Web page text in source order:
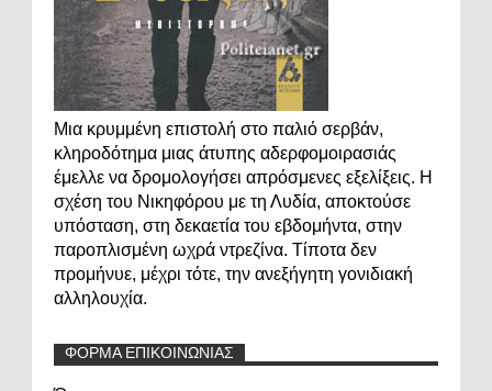
Μια κρυμμένη επιστολή στο παλιό σερβάν,
κληροδότημα μιας άτυπης αδερφομοιρασιάς
έμελλε να δρομολογήσει απρόσμενες εξελίξεις. Η
σχέση του Νικηφόρου με τη Λυδία, αποκτούσε
υπόσταση, στη δεκαετία του εβδομήντα, στην
παροπλισμένη ωχρά ντρεζίνα. Τίποτα δεν
προμήνυε, μέχρι τότε, την ανεξήγητη γονιδιακή
αλληλουχία.
ΦΟΡΜΑ ΕΠΙΚΟΙΝΩΝΙΑΣ